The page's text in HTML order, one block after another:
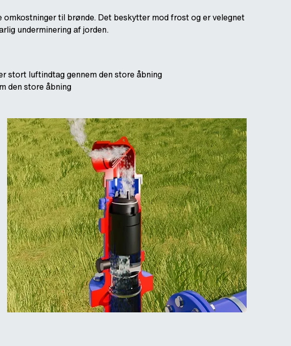
omkostninger til brønde. Det beskytter mod frost og er velegnet
underminering af jorden.
stort luftindtag gennem den store åbning
den store åbning